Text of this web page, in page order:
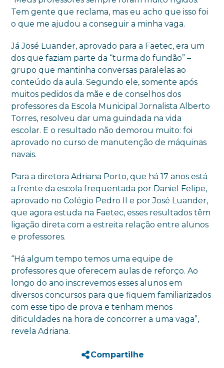
Tem gente que reclama, mas eu acho que isso foi
o que me ajudou a conseguir a minha vaga.
Já José Luander, aprovado para a Faetec, era um
dos que faziam parte da “turma do fundão” –
grupo que mantinha conversas paralelas ao
conteúdo da aula. Segundo ele, somente após
muitos pedidos da mãe e de conselhos dos
professores da Escola Municipal Jornalista Alberto
Torres, resolveu dar uma guindada na vida
escolar. E o resultado não demorou muito: foi
aprovado no curso de manutenção de máquinas
navais.
Para a diretora Adriana Porto, que há 17 anos está
a frente da escola frequentada por Daniel Felipe,
aprovado no Colégio Pedro II e por José Luander,
que agora estuda na Faetec, esses resultados têm
ligação direta com a estreita relação entre alunos
e professores.
“Há algum tempo temos uma equipe de
professores que oferecem aulas de reforço. Ao
longo do ano inscrevemos esses alunos em
diversos concursos para que fiquem familiarizados
com esse tipo de prova e tenham menos
dificuldades na hora de concorrer a uma vaga”,
revela Adriana.
Compartilhe